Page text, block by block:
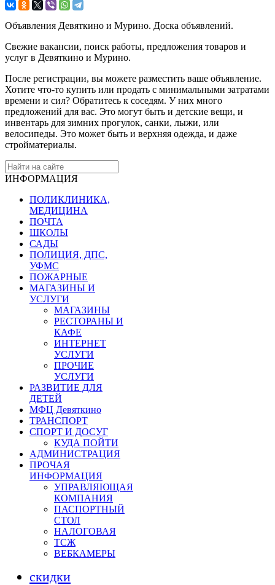
Объявления Девяткино и Мурино. Доска объявлений.
Свежие вакансии, поиск работы, предложения товаров и
услуг в Девяткино и Мурино.
После регистрации, вы можете разместить ваше объявление.
Хотите что-то купить или продать с минимальными затратами
времени и сил? Обратитесь к соседям. У них много
предложений для вас. Это могут быть и детские вещи, и
инвентарь для зимних прогулок, санки, лыжи, или
велосипеды. Это может быть и верхняя одежда, и даже
стройматериалы.
ИНФОРМАЦИЯ
ПОЛИКЛИНИКА,
МЕДИЦИНА
ПОЧТА
ШКОЛЫ
САДЫ
ПОЛИЦИЯ, ДПС,
УФМС
ПОЖАРНЫЕ
МАГАЗИНЫ И
УСЛУГИ
МАГАЗИНЫ
РЕСТОРАНЫ И
КАФЕ
ИНТЕРНЕТ
УСЛУГИ
ПРОЧИЕ
УСЛУГИ
РАЗВИТИЕ ДЛЯ
ДЕТЕЙ
МФЦ Девяткино
ТРАНСПОРТ
СПОРТ И ДОСУГ
КУДА ПОЙТИ
АДМИНИСТРАЦИЯ
ПРОЧАЯ
ИНФОРМАЦИЯ
УПРАВЛЯЮЩАЯ
КОМПАНИЯ
ПАСПОРТНЫЙ
СТОЛ
НАЛОГОВАЯ
ТСЖ
ВЕБКАМЕРЫ
скидки